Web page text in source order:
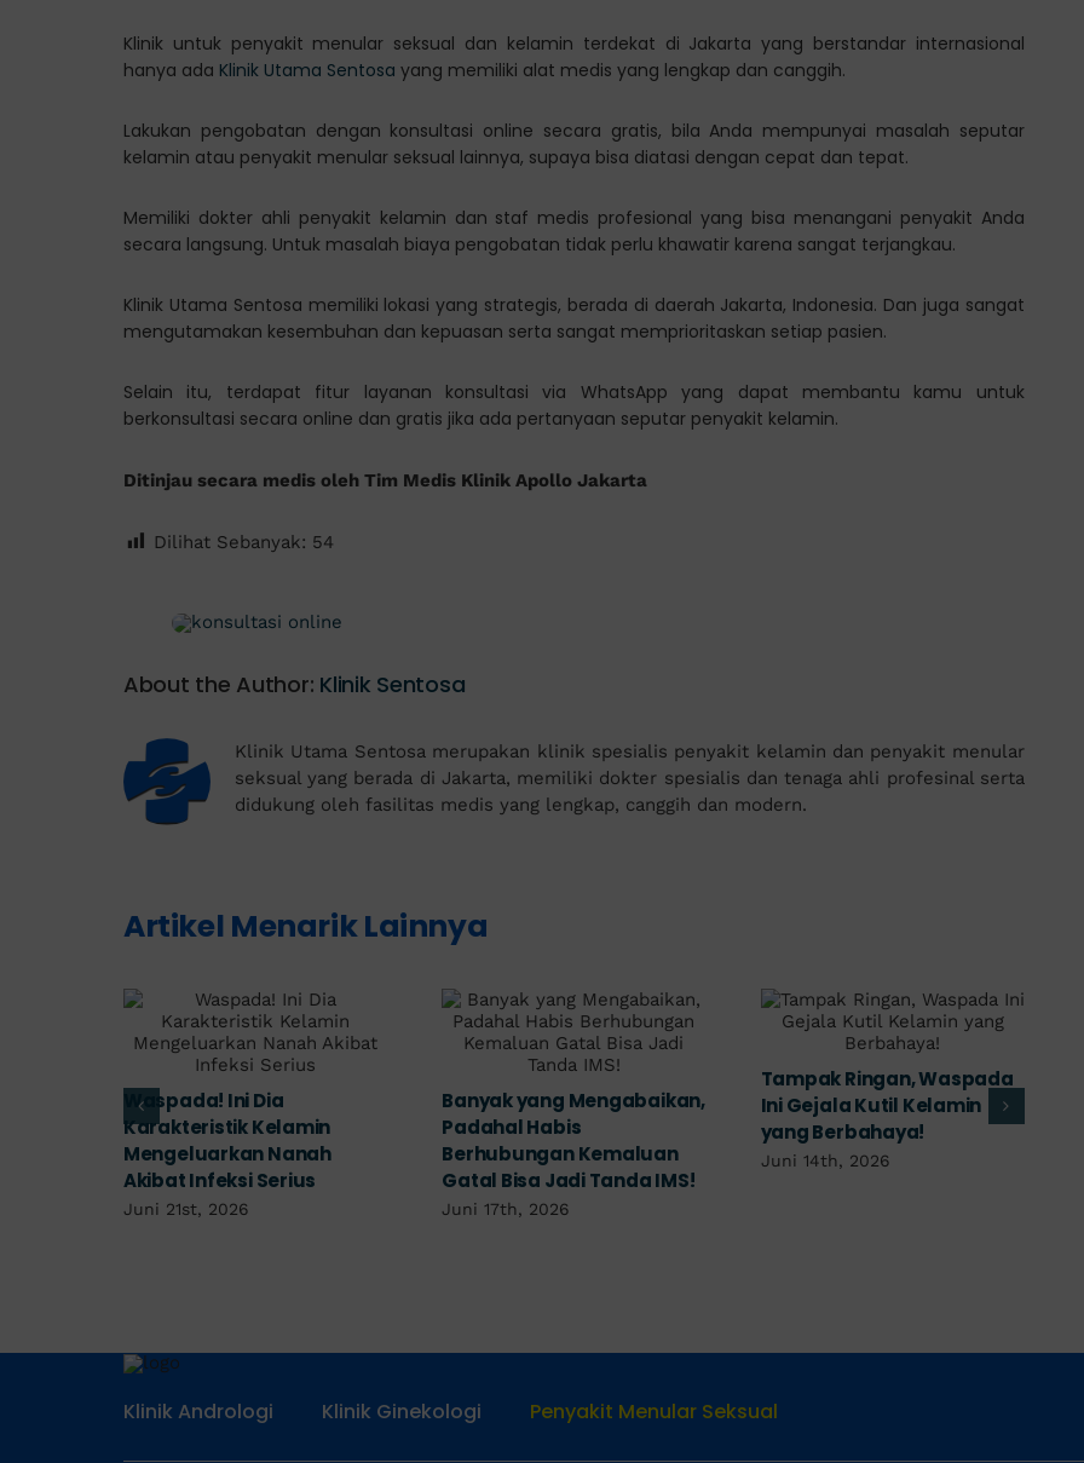
Klinik untuk penyakit menular seksual dan kelamin terdekat di Jakarta yang berstandar internasional
hanya ada Klinik Utama Sentosa yang memiliki alat medis yang lengkap dan canggih.
Lakukan pengobatan dengan konsultasi online secara gratis, bila Anda mempunyai masalah seputar
kelamin atau penyakit menular seksual lainnya, supaya bisa diatasi dengan cepat dan tepat.
Memiliki dokter ahli penyakit kelamin dan staf medis profesional yang bisa menangani penyakit Anda
secara langsung. Untuk masalah biaya pengobatan tidak perlu khawatir karena sangat terjangkau.
Klinik Utama Sentosa memiliki lokasi yang strategis, berada di daerah Jakarta, Indonesia. Dan juga sangat
mengutamakan kesembuhan dan kepuasan serta sangat memprioritaskan setiap pasien.
Selain itu, terdapat fitur layanan konsultasi via WhatsApp yang dapat membantu kamu untuk
berkonsultasi secara online dan gratis jika ada pertanyaan seputar penyakit kelamin.
Ditinjau secara medis oleh Tim Medis Klinik Apollo Jakarta
Dilihat Sebanyak: 54
About the Author: Klinik Sentosa
Klinik Utama Sentosa merupakan klinik spesialis penyakit kelamin dan penyakit menular
seksual yang berada di Jakarta, memiliki dokter spesialis dan tenaga ahli profesinal serta
didukung oleh fasilitas medis yang lengkap, canggih dan modern.
Artikel Menarik Lainnya
Banyak yang Mengabaikan,
Padahal Habis
Berhubungan Kemaluan
Gatal Bisa Jadi Tanda IMS!
Juni 17th, 2026
Tampak Ringan, Waspada
Ini Gejala Kutil Kelamin
yang Berbahaya!
Juni 14th, 2026
11 Penyebab Sering Buang
Air Kecil yang Perlu
Diwaspadai
Juli 13th, 2026
Jangan
Terpapar
Gejala
Klinik Andrologi Klinik Ginekologi Penyakit Menular Seksual